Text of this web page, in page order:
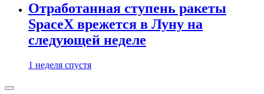
Отработанная ступень ракеты
SpaceX врежется в Луну на
следующей неделе
1 неделя спустя